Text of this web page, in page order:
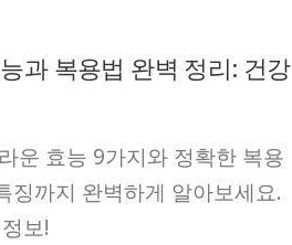
과 복용법 완벽 정리: 건강
운 효능 9가지와 정확한 복용
징까지 완벽하게 알아보세요.
보!